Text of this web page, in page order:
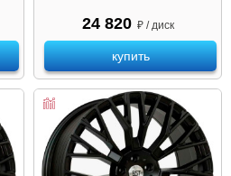
24 820 ₽ / диск
купить